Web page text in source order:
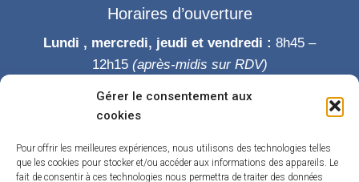
Gérer le consentement aux
cookies
Pour offrir les meilleures expériences, nous utilisons des technologies telles
que les cookies pour stocker et/ou accéder aux informations des appareils. Le
fait de consentir à ces technologies nous permettra de traiter des données
Horaires d’ouverture
Lundi , mercredi, jeudi et vendredi : 8h45 –
12h15 (après-midis sur RDV)